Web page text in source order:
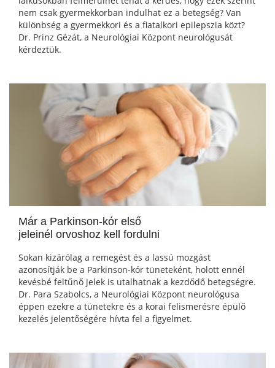
nem csak gyermekkorban indulhat ez a betegség? Van
különbség a gyermekkori és a fiatalkori epilepszia közt?
Dr. Prinz Gézát, a Neurológiai Központ neurológusát
kérdeztük.
Már a Parkinson-kór első
jeleinél orvoshoz kell fordulni
Sokan kizárólag a remegést és a lassú mozgást
azonosítják be a Parkinson-kór tüneteként, holott ennél
kevésbé feltűnő jelek is utalhatnak a kezdődő betegségre.
Dr. Para Szabolcs, a Neurológiai Központ neurológusa
éppen ezekre a tünetekre és a korai felismerésre épülő
kezelés jelentőségére hívta fel a figyelmet.